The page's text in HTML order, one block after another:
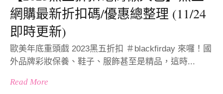
網購最新折扣碼/優惠總整理 (11/24
即時更新)
歐美年底重頭戲 2023黑五折扣 ＃blackfirday 來囉！國
外品牌彩妝保養、鞋子、服飾甚至是精品，這時...
Read More